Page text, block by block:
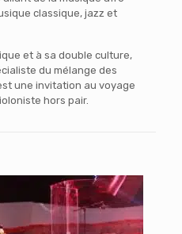
classique, jazz et
et à sa double culture,
du mélange des
une invitation au voyage
hors pair.